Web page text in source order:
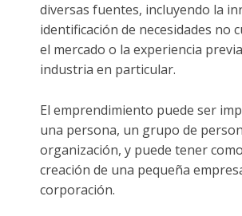
diversas fuentes, incluyendo la
identificación de necesidades no
el mercado o la experiencia
industria en particular.
El emprendimiento puede ser
una persona, un grupo de
organización, y puede tener
creación de una pequeña
corporación.